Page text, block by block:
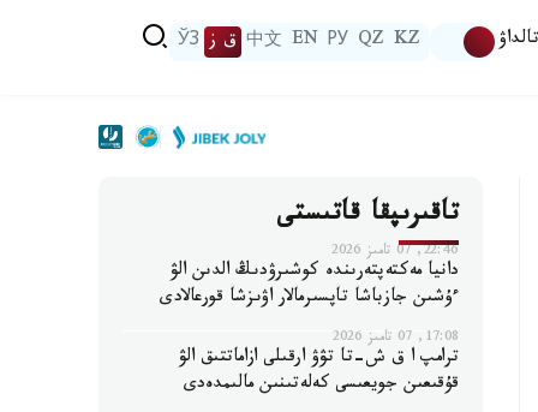
تالداۋ KZ
QZ
РУ
EN
中文 ق ز ЎЗ
تاقىرىپقا قاتىستى
22:46, 07 تامىز 2026
دانيا مەكتەپتەرىندە كوشىرۋدىڭ الدىن الۋ
ءۇشىن جازباشا تاپسىرمالار اۋىزشا قورعالادى
17:08, 07 تامىز 2026
ترامپ ا ق ش-تا تۋۋ ارقىلى ازاماتتىق الۋ
قۇقىعىن جويعىسى كەلەتىنىن مالىمدەدى